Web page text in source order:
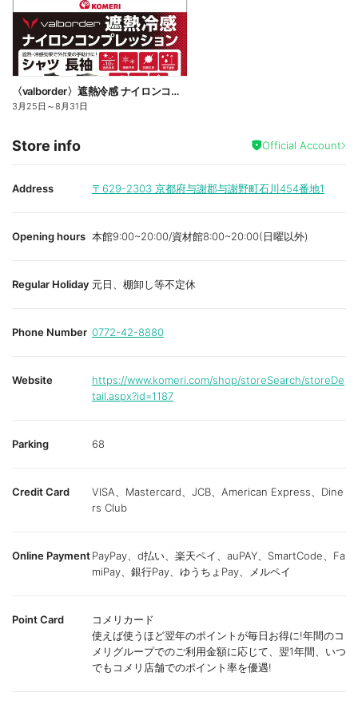
〈valborder〉遮熱冷感 ナイロンコンプレッション
3月25日 ～8月31日
Store info Official Account
Address 〒629-2303 京都府与謝郡与謝野町石川454番地1
Opening hours 本館9:00~20:00/資材館8:00~20:00(日曜以外)
Regular Holiday 元日、棚卸し等不定休
Phone Number 0772-42-8880
Website
https://www.komeri.com/shop/storeSearch/storeDe
tail.aspx?id=1187
Parking 68
Credit Card
VISA、Mastercard、JCB、American Express、Dine
rs Club
Online PaymentPayPay、d払い、楽天ペイ、auPAY、SmartCode、Fa
miPay、銀行Pay、ゆうちょPay、メルペイ
Point Card
コメリカード
使えば使うほど翌年のポイントが毎日お得に!年間のコ
メリグループでのご利用金額に応じて、翌1年間、いつ
でもコメリ店舗でのポイント率を優遇!